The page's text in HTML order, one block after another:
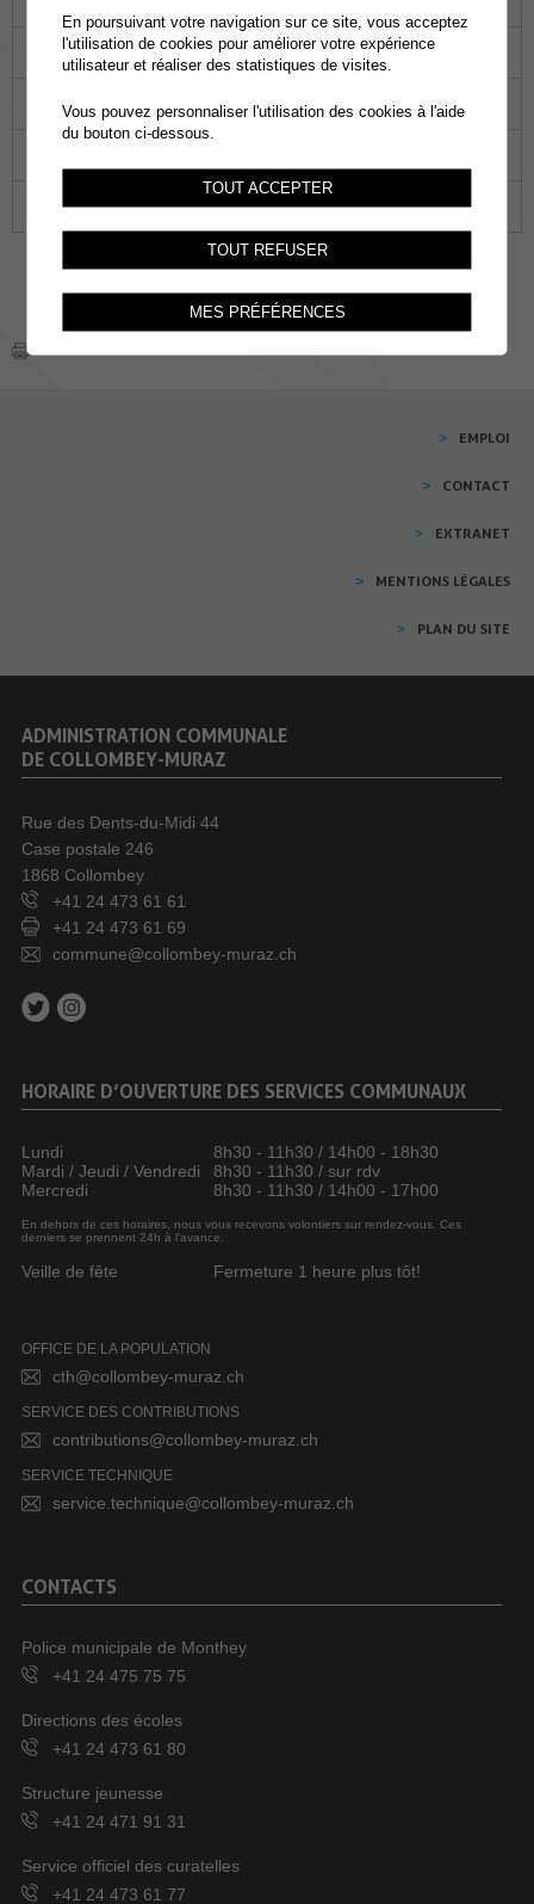
09 10 11 12 13
18 19 20
30 31 01 02 03
EMPLOI
CONTACT
EXTRANET
MENTIONS LÉGALES
PLAN DU SITE
ADMINISTRATION COMMUNALE
DE COLLOMBEY-MURAZ
Rue des Dents-du-Midi 44
Case postale 246
1868 Collombey
+41 24 473 61 61
+41 24 473 61 69
commune@collombey-muraz.ch
HORAIRE D’OUVERTURE DES SERVICES COMMUNAUX
Lundi
8h30 - 11h30 / 14h00 - 18h30
Mardi / Jeudi / Vendredi
8h30 - 11h30 / sur rdv
Mercredi
8h30 - 11h30 / 14h00 - 17h00
En dehors de ces horaires, nous vous recevons volontiers sur rendez-vous. Ces
derniers se prennent 24h à l’avance.
Veille de fête Fermeture 1 heure plus tôt!
OFFICE DE LA POPULATION
cth@collombey-muraz.ch
SERVICE DES CONTRIBUTIONS
contributions@collombey-muraz.ch
SERVICE TECHNIQUE
service.technique@collombey-muraz.ch
CONTACTS
Police municipale de Monthey
+41 24 475 75 75
Directions des écoles
+41 24 473 61 80
Structure jeunesse
+41 24 471 91 31
Service officiel des curatelles
+41 24 473 61 77
En poursuivant votre navigation sur ce site, vous acceptez
l'utilisation de cookies pour améliorer votre expérience
utilisateur et réaliser des statistiques de visites.
Vous pouvez personnaliser l'utilisation des cookies à l'aide
du bouton ci-dessous.
TOUT ACCEPTER
TOUT REFUSER
MES PRÉFÉRENCES